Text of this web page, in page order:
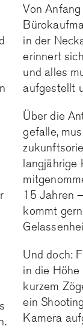
Von
in der
erinnert
und alles
aufgestellt
Über die
gefalle,
langjährige
15 Jahren
kommt
Und doch:
in die
kurzem
ein
Kamera